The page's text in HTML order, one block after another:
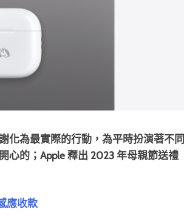
化為最實際的行動，為平時扮演著不同
心的；Apple 釋出 2023 年母親節送禮
應收款